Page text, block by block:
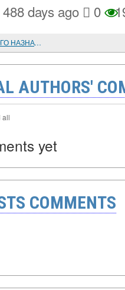
488 days ago 0
СЕЛЬСКОЕ ХОЗЯЙСТВО ВОЕННОГО НАЗНАЧЕНИЯ
AUTHORS'
all
yet
COMMENTS